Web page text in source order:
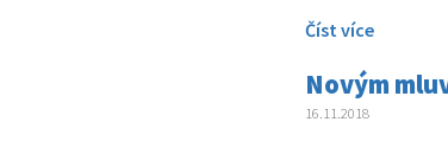
Číst více
Novým
16.11.2018